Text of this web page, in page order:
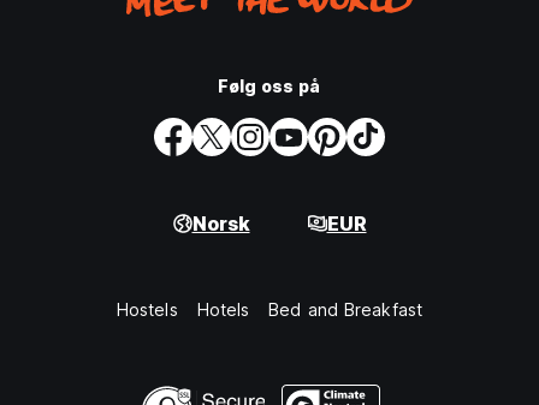
Følg oss på
Norsk EUR
Hostels Hotels Bed and Breakfast